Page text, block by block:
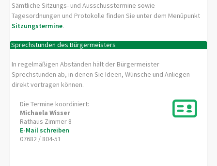
Sämtliche Sitzungs- und Ausschusstermine sowie
Tagesordnungen und Protokolle finden Sie unter dem Menüpunkt
Sitzungstermine.
Sprechstunden des Bürgermeisters
In regelmäßigen Abständen hält der Bürgermeister
Sprechstunden ab, in denen Sie Ideen, Wünsche und Anliegen
direkt vortragen können.
Die Termine koordiniert:
Michaela Wisser
Rathaus Zimmer 8
E-Mail schreiben
07682 / 804-51